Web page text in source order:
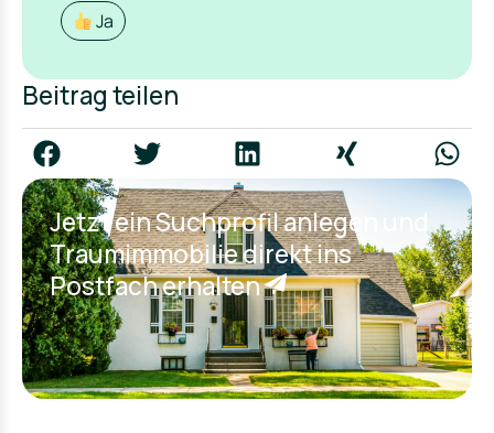
Ja
Beitrag teilen
Jetzt ein Suchprofil anlegen und
Traumimmobilie direkt ins
Postfach erhalten